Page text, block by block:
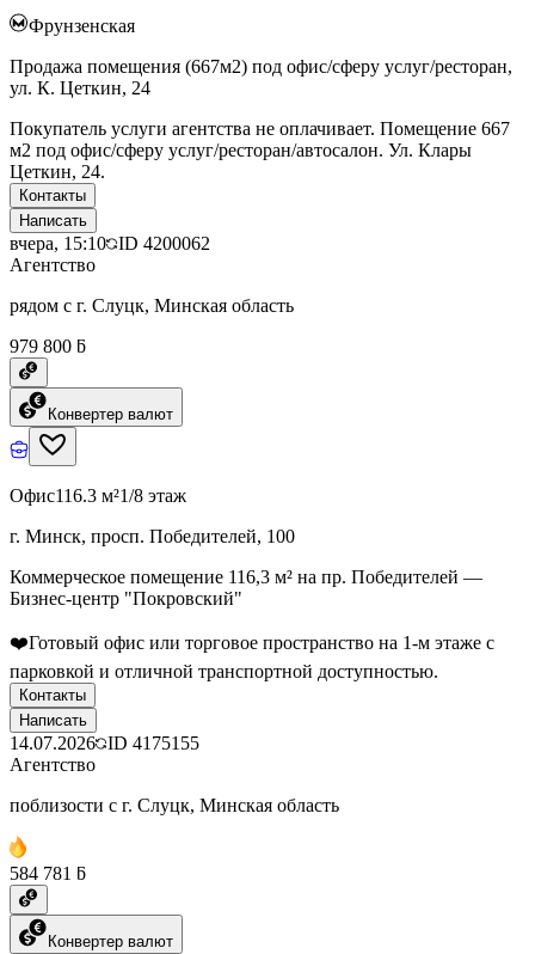
Фрунзенская
Продажа помещения (667м2) под офис/сферу услуг/ресторан,
ул. К. Цеткин, 24
Покупатель услуги агентства не оплачивает. Помещение 667
м2 под офис/сферу услуг/ресторан/автосалон. Ул. Клары
Цеткин, 24.
Контакты
Написать
вчера, 15:10 ID 4200062
Агентство
рядом с г. Слуцк, Минская область
979 800 ƃ
Конвертер валют
Офис116.3 м²1/8 этаж
г. Минск, просп. Победителей, 100
Коммерческое помещение 116,3 м² на пр. Победителей —
Бизнес-центр "Покровский"
❤️Готовый офис или торговое пространство на 1‑м этаже с
парковкой и отличной транспортной доступностью.
Контакты
Написать
14.07.2026 ID 4175155
Агентство
поблизости с г. Слуцк, Минская область
584 781 ƃ
Конвертер валют